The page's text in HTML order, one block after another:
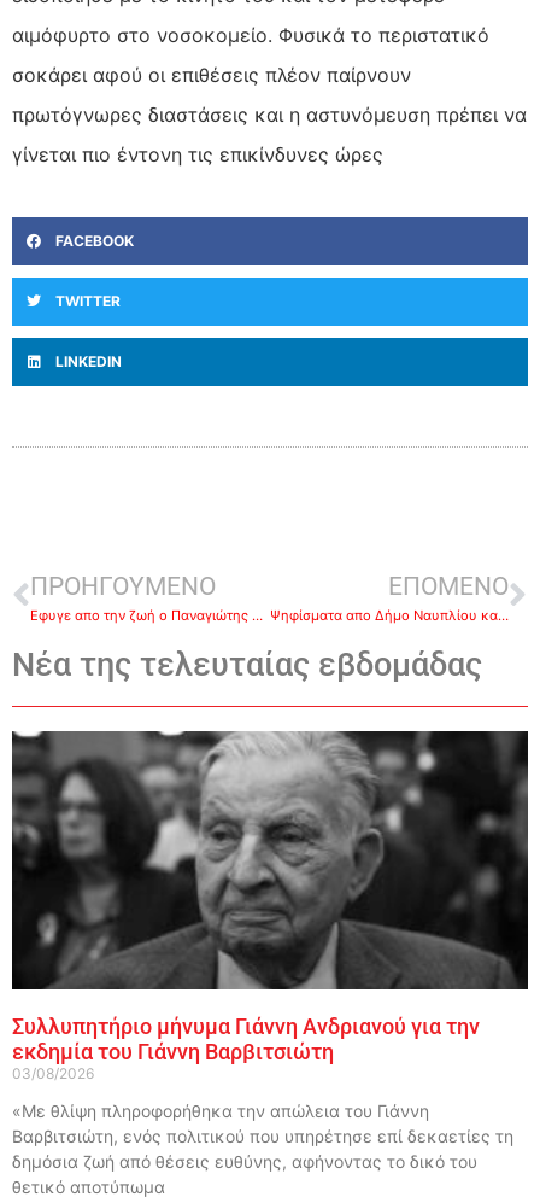
αιμόφυρτο στο νοσοκομείο. Φυσικά το περιστατικό
σοκάρει αφού οι επιθέσεις πλέον παίρνουν
πρωτόγνωρες διαστάσεις και η αστυνόμευση πρέπει να
γίνεται πιο έντονη τις επικίνδυνες ώρες
FACEBOOK
TWITTER
LINKEDIN
ΠΡΟΗΓΟΥΜΕΝΟ
Εφυγε απο την ζωή ο Παναγιώτης Βλαχόπουλος
ΕΠΟΜΕΝΟ
Ψηφίσματα απο Δήμο Ναυπλίου και ΔΕΥΑΝ για τον θάνατο του Παναγιώτη Βλαχόπουλο
Νέα της τελευταίας εβδομάδας
Συλλυπητήριο μήνυμα Γιάννη Ανδριανού για την
εκδημία του Γιάννη Βαρβιτσιώτη
03/08/2026
«Με θλίψη πληροφορήθηκα την απώλεια του Γιάννη
Βαρβιτσιώτη, ενός πολιτικού που υπηρέτησε επί δεκαετίες τη
δημόσια ζωή από θέσεις ευθύνης, αφήνοντας το δικό του
θετικό αποτύπωμα